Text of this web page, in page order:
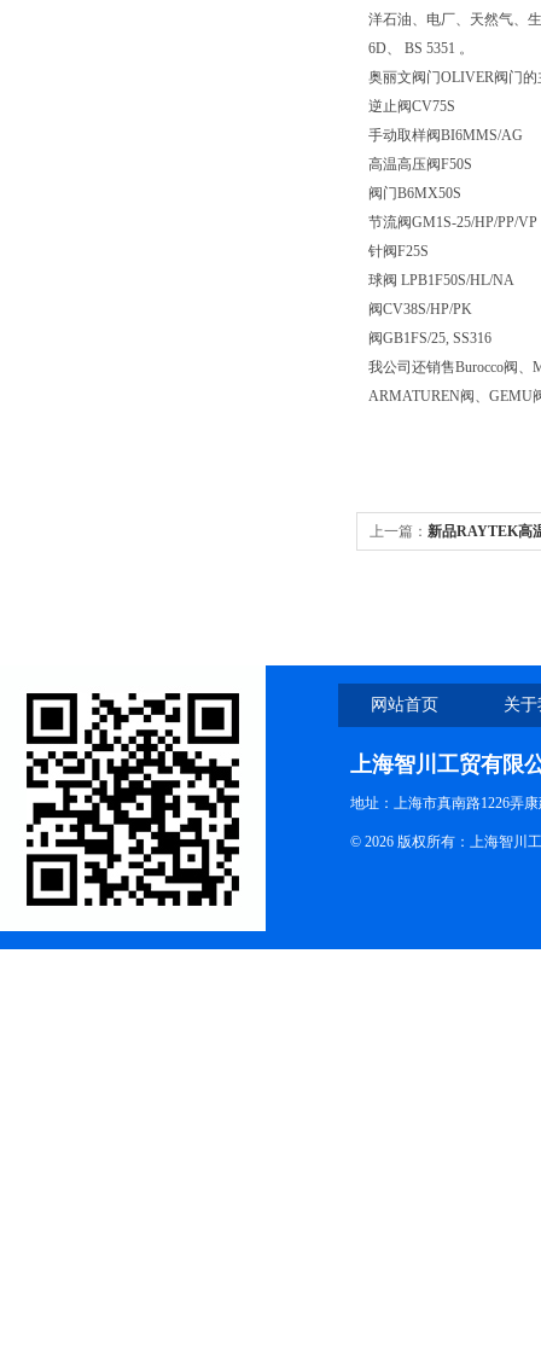
洋石油、电厂、天然气、
6D、 BS 5351 。
奥丽文阀门OLIVER阀门
逆止阀CV75S
手动取样阀BI6MMS/AG
高温高压阀F50S
阀门B6MX50S
节流阀GM1S-25/HP/PP/VP
针阀F25S
球阀 LPB1F50S/HL/NA
阀CV38S/HP/PK
阀GB1FS/25, SS316
我公司还销售Burocco阀、
ARMATUREN阀、GEMU
上一篇： 新品RAYTEK高
网站首页 关
上海智川工贸有限
地址：上海市真南路1226弄
© 2026 版权所有：上海智川